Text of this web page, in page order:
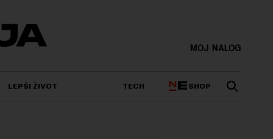
MOJ NALOG
LEPŠI ŽIVOT TECH SHOP